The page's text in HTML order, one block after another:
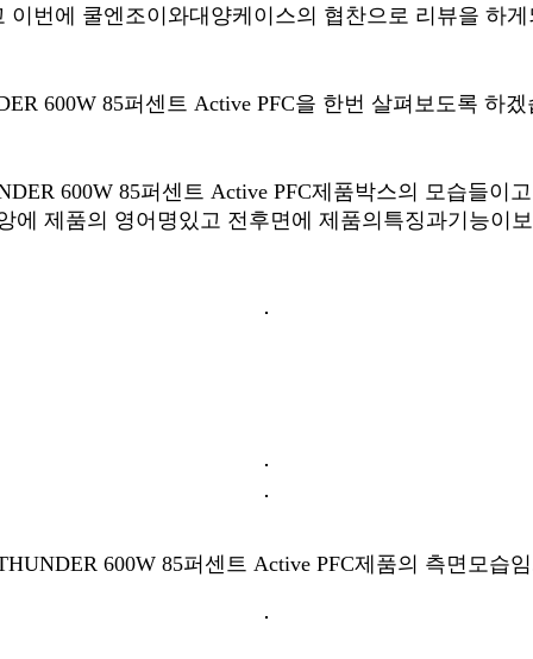
이번에 쿨엔조이와대양케이스의 협찬으로 리뷰을 하
600W 85퍼센트 Active PFC을 한번 살펴보도록 하겠
600W 85퍼센트 Active PFC제품박스의 모습들이
에 제품의 영어명있고 전후면에 제품의특징과기능이
600W 85퍼센트 Active PFC제품의 측면모습